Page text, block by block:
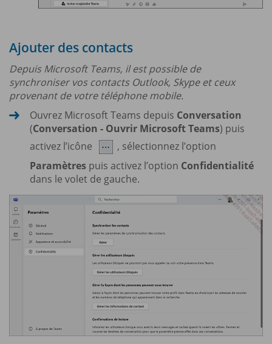
Ajouter des contacts
Depuis Microsoft Teams, il est possible de
synchroniser vos contacts Outlook, Skype et ceux
provenant de votre téléphone mobile.
Ouvrez Microsoft Teams depuis Conversation
(Conversation - Ouvrir Microsoft Teams) puis
activez l’icône
, sélectionnez l’option
Paramètres puis activez l’option Confidentialité
dans le volet de gauche.